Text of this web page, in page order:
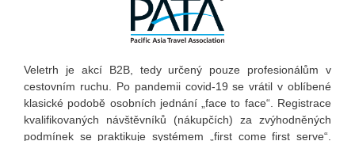
Veletrh je akcí B2B, tedy určený pouze profesionálům v
cestovním ruchu. Po pandemii covid-19 se vrátil v oblíbené
klasické podobě osobních jednání „face to face“. Registrace
kvalifikovaných návštěvníků (nákupčích) za zvýhodněných
podmínek se praktikuje systémem „first come first serve“.